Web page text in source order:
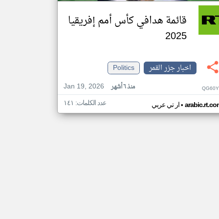
قائمة هدافي كأس أمم إفريقيا
2025
اخبار جزر القمر
Politics
Jan 19, 2026
منذ ٦ أشهر
ار تي عربي• عدد الكلمات: ١٤١